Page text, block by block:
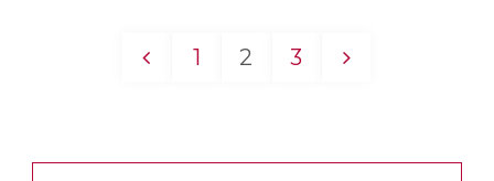
der
1 2 3